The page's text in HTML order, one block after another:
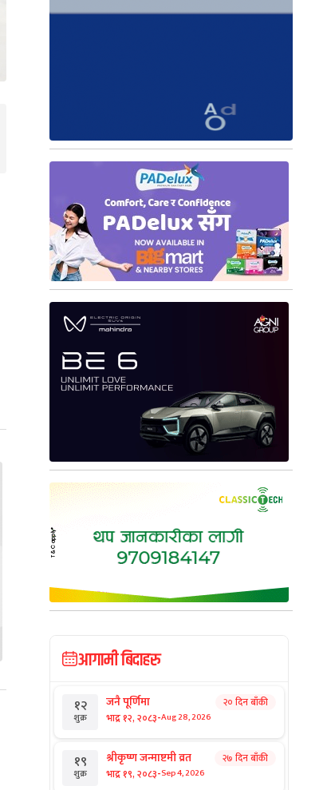
आगामी बिदाहरु
१२
शुक्र
जनै पूर्णिमा
भाद्र १२, २०८३-Aug 28, 2026
२० दिन बाँकी
१९
शुक्र
श्रीकृष्ण जन्माष्टमी व्रत
भाद्र १९, २०८३-Sep 4, 2026
२७ दिन बाँकी